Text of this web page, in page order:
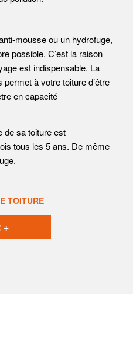
mousse ou un hydrofuge,
possible. C’est la raison
est indispensable. La
à votre toiture d’être
en capacité
de sa toiture est
tous les 5 ans. De même
TOITURE
+